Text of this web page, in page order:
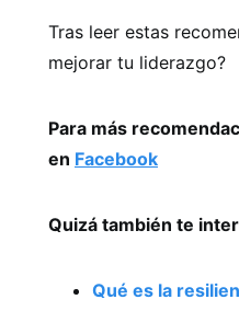
Tras leer estas
mejorar tu liderazgo?
Para más
en Facebook
Quizá también te
Qué es la